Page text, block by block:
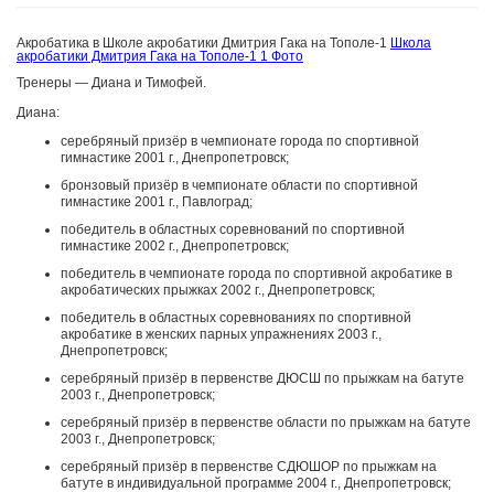
Акробатика в Школе акробатики Дмитрия Гака на Тополе-1 Школа
акробатики Дмитрия Гака на Тополе-1 1 Фото
Тренеры — Диана и Тимофей.
Диана:
серебряный призёр в чемпионате города по спортивной
гимнастике 2001 г., Днепропетровск;
бронзовый призёр в чемпионате области по спортивной
гимнастике 2001 г., Павлоград;
победитель в областных соревнований по спортивной
гимнастике 2002 г., Днепропетровск;
победитель в чемпионате города по спортивной акробатике в
акробатических прыжках 2002 г., Днепропетровск;
победитель в областных соревнованиях по спортивной
акробатике в женских парных упражнениях 2003 г.,
Днепропетровск;
серебряный призёр в первенстве ДЮСШ по прыжкам на батуте
2003 г., Днепропетровск;
серебряный призёр в первенстве области по прыжкам на батуте
2003 г., Днепропетровск;
серебряный призёр в первенстве СДЮШОР по прыжкам на
батуте в индивидуальной программе 2004 г., Днепропетровск;